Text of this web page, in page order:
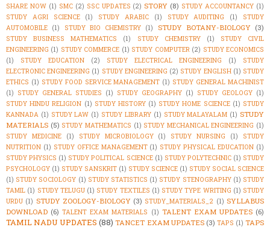
SHARE NOW (1) SMC (2) SSC UPDATES (2) STORY (8) STUDY ACCOUNTANCY (1)
STUDY AGRI SCIENCE
(1) STUDY ARABIC (1) STUDY AUDITING (1)
STUDY
AUTOMOBILE (1) STUDY BIO CHEMISTRY (1) STUDY BOTANY-BIOLOGY (3)
STUDY BUSINESS MATHEMATICS (1) STUDY CHEMISTRY (1)
STUDY CIVIL
ENGINEERING (1) STUDY COMMERCE (1) STUDY COMPUTER (2) STUDY ECONOMICS
(1)
STUDY EDUCATION (2) STUDY ELECTRICAL ENGINEERING (1)
STUDY
ELECTRONIC ENGINEERING (1) STUDY ENGINEERING (2) STUDY ENGLISH (1) STUDY
ETHICS (1) STUDY FOOD SERVICE MANAGEMENT (1) STUDY GENERAL MACHINIST
(1) STUDY GENERAL STUDIES (1) STUDY GEOGRAPHY (1) STUDY GEOLOGY (1)
STUDY HINDU RELIGION (1) STUDY HISTORY (1) STUDY HOME SCIENCE (1) STUDY
KANNADA (1) STUDY LAW (1) STUDY LIBRARY (1) STUDY MALAYALAM (1) STUDY
MATERIALS (5) STUDY MATHEMATICS (1) STUDY MECHANICAL ENGINEERING (1)
STUDY MEDICINE
(1) STUDY MICROBIOLOGY (1) STUDY NURSING (1)
STUDY
NUTRITION (1) STUDY OFFICE MANAGEMENT (1) STUDY PHYSICAL EDUCATION (1)
STUDY PHYSICS (1) STUDY POLITICAL SCIENCE (1) STUDY POLYTECHNIC (1) STUDY
PSYCHOLOGY (1) STUDY SANSKRIT (1) STUDY SCIENCE (1) STUDY SOCIAL SCIENCE
(1) STUDY SOCIOLOGY (1) STUDY STATISTICS (1) STUDY STENOGRAPHY (1) STUDY
TAMIL (1) STUDY TELUGU (1) STUDY TEXTILES (1) STUDY TYPE WRITING (1) STUDY
URDU (1) STUDY ZOOLOGY-BIOLOGY (3) STUDY_MATERIALS_2 (1) SYLLABUS
DOWNLOAD (6) TALENT EXAM MATERIALS (1) TALENT EXAM UPDATES (6)
TAMIL NADU UPDATES (88) TANCET EXAM UPDATES (3) TAPS (1) TAPS